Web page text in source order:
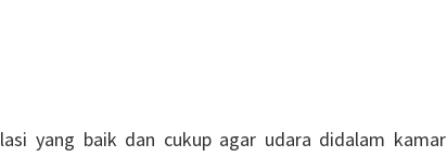
yang baik dan cukup agar udara didalam kamar